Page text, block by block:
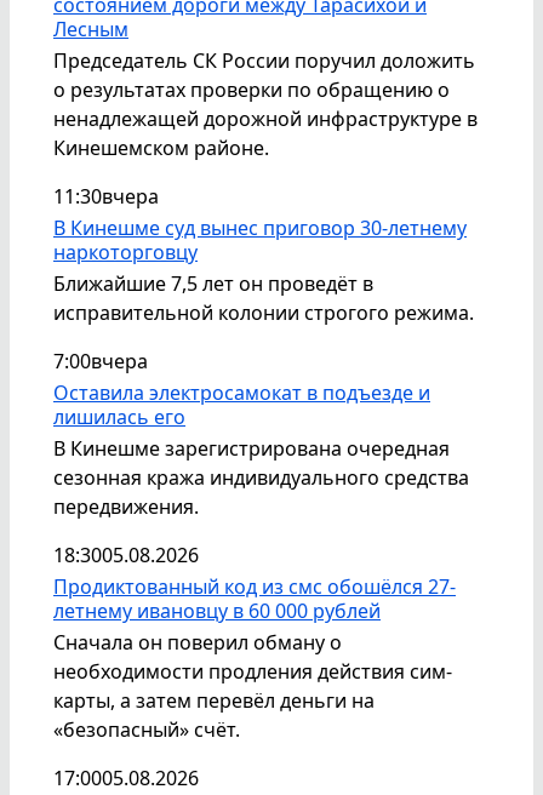
Лесным
Председатель СК России поручил доложить
о результатах проверки по обращению о
ненадлежащей дорожной инфраструктуре в
Кинешемском районе.
11:30вчера
В Кинешме суд вынес приговор 30-летнему
наркоторговцу
Ближайшие 7,5 лет он проведёт в
исправительной колонии строгого режима.
7:00вчера
Оставила электросамокат в подъезде и
лишилась его
В Кинешме зарегистрирована очередная
сезонная кража индивидуального средства
передвижения.
18:3005.08.2026
Продиктованный код из смс обошёлся 27-
летнему ивановцу в 60 000 рублей
Сначала он поверил обману о
необходимости продления действия сим-
карты, а затем перевёл деньги на
«безопасный» счёт.
17:0005.08.2026